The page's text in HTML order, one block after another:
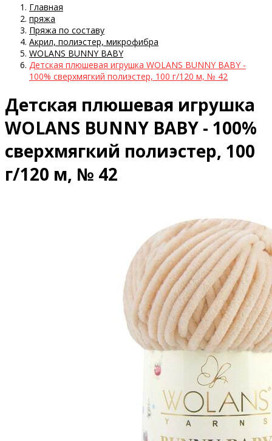
Главная
пряжа
Пряжа по составу
Акрил, полиэстер, микрофибра
WOLANS BUNNY BABY
Детская плюшевая игрушка WOLANS BUNNY BABY -
100% сверхмягкий полиэстер, 100 г/120 м, № 42
Детская плюшевая игрушка
WOLANS BUNNY BABY - 100%
сверхмягкий полиэстер, 100
г/120 м, № 42